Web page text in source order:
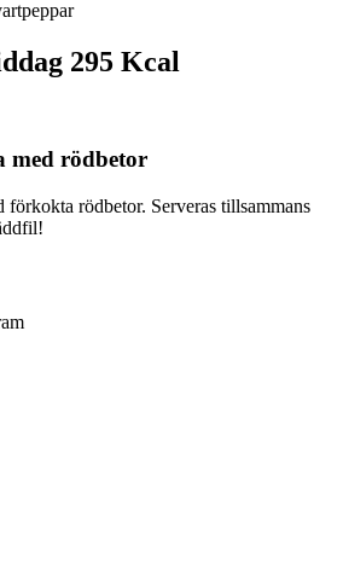
295 Kcal
med rödbetor
förkokta rödbetor. Serveras tillsammans